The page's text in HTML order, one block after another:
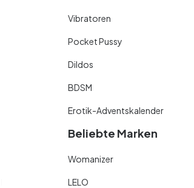
Vibratoren
Pocket Pussy
Dildos
BDSM
Erotik-Adventskalender
Beliebte Marken
Womanizer
LELO